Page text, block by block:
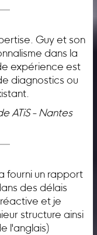
Guy et son
dans la
expérience est
diagnostics ou
ATiS - Nantes
fourni un rapport
des délais
et je
structure ainsi
l'anglais)